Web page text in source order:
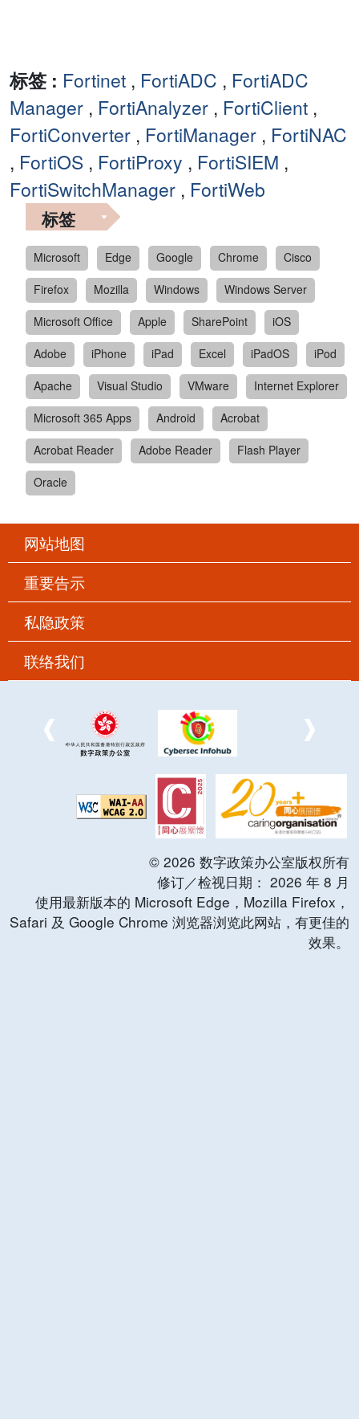
标签 : Fortinet , FortiADC , FortiADC
Manager , FortiAnalyzer , FortiClient ,
FortiConverter , FortiManager , FortiNAC
, FortiOS , FortiProxy , FortiSIEM ,
FortiSwitchManager , FortiWeb
标签
Microsoft Edge Google Chrome
Cisco
Firefox
Mozilla Windows
Windows Server
Microsoft Office
Apple SharePoint
iOS
Adobe
iPhone iPad Excel iPadOS
iPod
Apache
Visual Studio VMware
Internet Explorer
Microsoft 365 Apps
Android
Acrobat
Acrobat Reader
Adobe Reader
Flash Player
Oracle
网站地图
重要告示
私隐政策
联络我们
© 2026 数字政策办公室版权所有
修订／检视日期： 2026 年 8 月
使用最新版本的 Microsoft Edge，Mozilla Firefox，
Safari 及 Google Chrome 浏览器浏览此网站，有更佳的
效果。